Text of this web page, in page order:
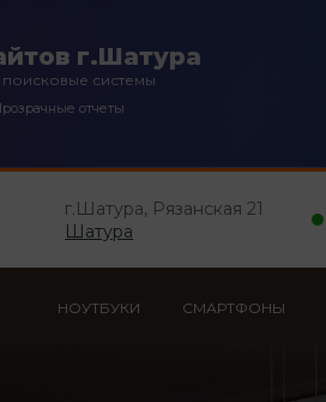
г.Шатура
системы
отчеты
г.Шатура, Рязанская 21
Шатура
НОУТБУКИ СМАРТФОНЫ